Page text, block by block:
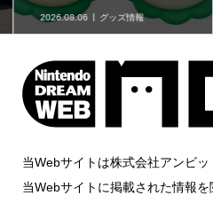
2026.08.06 グッズ情報
当Webサイトは株式会社アンビッ
当Webサイトに掲載された情報